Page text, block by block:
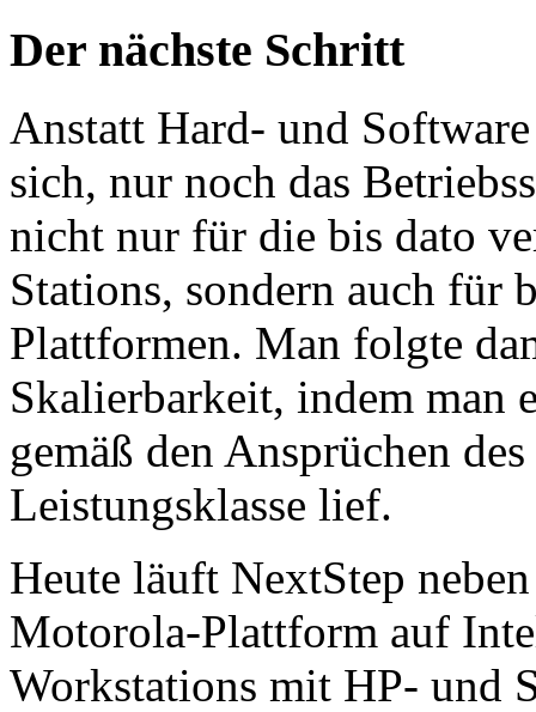
Der nächste Schritt
Anstatt Hard- und
sich, nur noch das
nicht nur für die bis dato
Stations, sondern auch für
Plattformen. Man folgte
Skalierbarkeit, indem man
gemäß den Ansprüchen
Leistungsklasse lief.
Heute läuft NextStep
Motorola-Plattform auf
Workstations mit HP- und